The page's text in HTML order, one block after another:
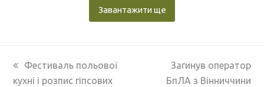
Завантажити ще
previous
post:
Фестиваль польової
кухні і розпис гіпсових
next
post:
Загинув оператор
БпЛА з Вінниччини